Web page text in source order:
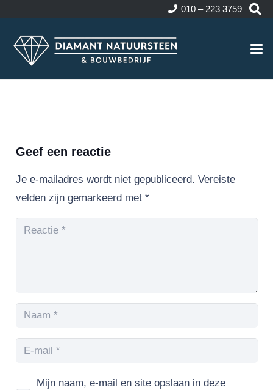
010 – 223 3759
Geef een reactie
Je e-mailadres wordt niet gepubliceerd. Vereiste
velden zijn gemarkeerd met *
Mijn naam, e-mail en site opslaan in deze